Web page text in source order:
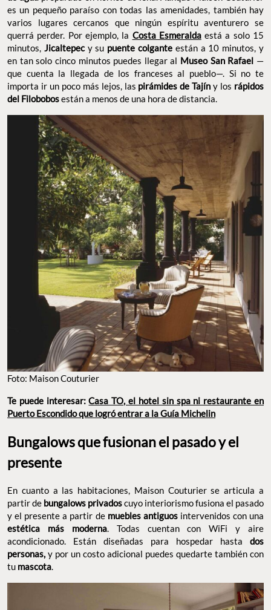
es un pequeño paraíso con todas las amenidades, también hay
varios lugares cercanos que ningún espíritu aventurero se
querrá perder. Por ejemplo, la Costa Esmeraldaestá a solo 15
minutos, Jicaltepecy su puente colgante están a 10 minutos, y
en tan solo cinco minutos puedes llegar al Museo San Rafael —
que cuenta la llegada de los franceses al pueblo—. Si no te
importa ir un poco más lejos, las pirámides de Tajín y los rápidos
del Filobobosestán a menos de una hora de distancia.
Foto: Maison Couturier
Te puede interesar:Casa TO, el hotel sin spa ni restaurante en
Puerto Escondido que logró entrar a la Guía Michelin
Bungalows que fusionan el pasado y el
presente
En cuanto a las habitaciones, Maison Couturier se articula a
partir de bungalows privadoscuyo interiorismo fusiona el pasado
y el presente a partir de muebles antiguosintervenidos con una
estética más moderna. Todas cuentan con WiFi y aire
acondicionado. Están diseñadas para hospedar hasta dos
personas, y por un costo adicional puedes quedarte también con
tu mascota.